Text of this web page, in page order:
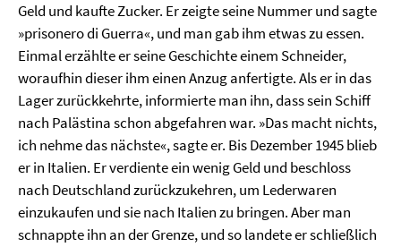
Geld und kaufte Zucker. Er zeigte seine Nummer und sagte
»prisonero di Guerra«, und man gab ihm etwas zu essen.
Einmal erzählte er seine Geschichte einem Schneider,
woraufhin dieser ihm einen Anzug anfertigte. Als er in das
Lager zurückkehrte, informierte man ihn, dass sein Schiff
nach Palästina schon abgefahren war. »Das macht nichts,
ich nehme das nächste«, sagte er. Bis Dezember 1945 blieb
er in Italien. Er verdiente ein wenig Geld und beschloss
nach Deutschland zurückzukehren, um Lederwaren
einzukaufen und sie nach Italien zu bringen. Aber man
schnappte ihn an der Grenze, und so landete er schließlich